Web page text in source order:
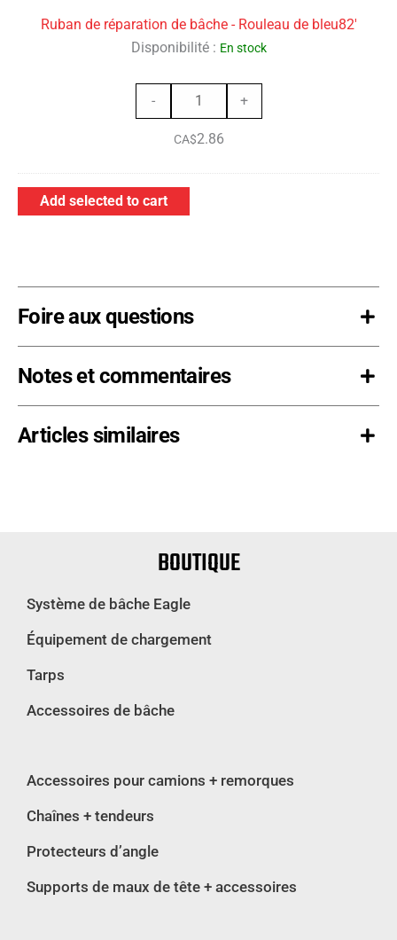
-
Rouleau
bleu82'
Ruban de réparation de bâche - Rouleau de bleu82'
Disponibilité : En stock
-
quantité
de
Ruban
réparation
bleu82'
+
CA$2.86
Add selected to cart
Foire aux questions
Notes et commentaires
Articles similaires
BOUTIQUE
Système de bâche Eagle
Équipement de chargement
Tarps
Accessoires de bâche
Accessoires pour camions + remorques
Chaînes + tendeurs
Protecteurs d’angle
Supports de maux de tête + accessoires